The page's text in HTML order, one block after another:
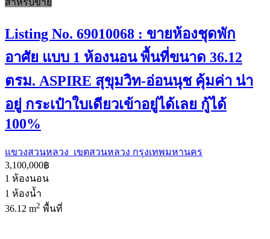
Listing No. 69010068 : ขายห้องชุดพัก
อาศัย แบบ 1 ห้องนอน พื้นที่ขนาด 36.12
ตรม. ASPIRE สุขุมวิท-อ่อนนุช คุ้มค่า น่า
อยู่ กระเป๋าใบเดียวเข้าอยู่ได้เลย กู้ได้
100%
แขวงสวนหลวง เขตสวนหลวง กรุงเทพมหานคร
3,100,000฿
1 ห้องนอน
1 ห้องน้ำ
36.12 m2 พื้นที่